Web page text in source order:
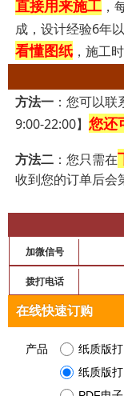
直接用来施工，
成，设计经验6年
看懂图纸，施工时
方法一：您可以联
9:00-22:00】 您还
方法二：您只需在
收到您的订单后会
加微信号
拨打电话